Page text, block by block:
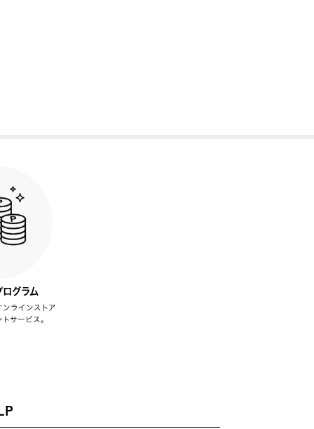
ログラム
ラインストア
サービス。